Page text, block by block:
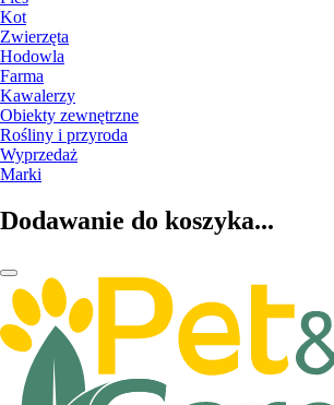
Kot
Zwierzęta
Hodowla
Farma
Kawalerzy
Obiekty zewnętrzne
Rośliny i przyroda
Wyprzedaż
Marki
Dodawanie do koszyka...